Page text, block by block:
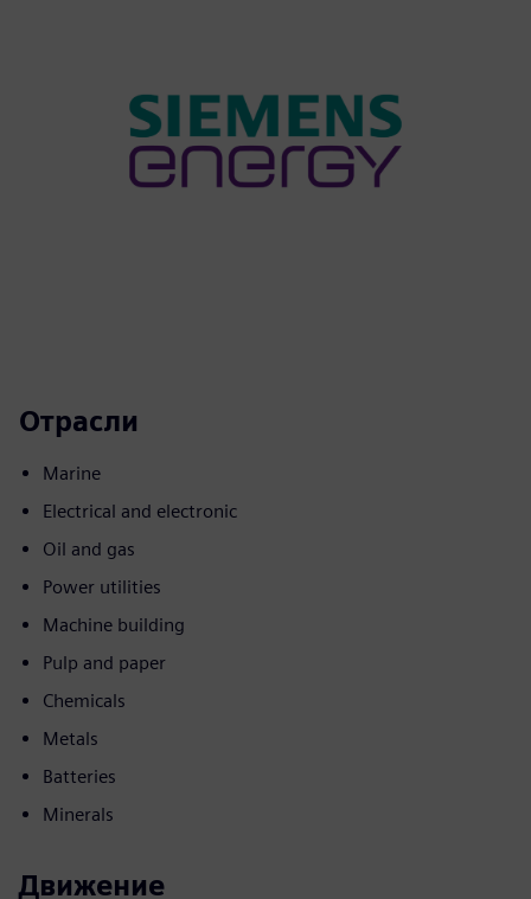
Отрасли
Marine
Electrical and electronic
Oil and gas
Power utilities
Machine building
Pulp and paper
Chemicals
Metals
Batteries
Minerals
Движение